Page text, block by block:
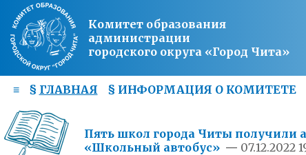
Комитет образования
администрации
городского округа «Город Чита»
≡ § ГЛАВНАЯ § ИНФОРМАЦИЯ О КОМИТЕТЕ
Пять школ города Читы получили
«Школьный автобус» — 07.12.2022